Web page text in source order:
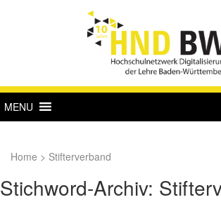
MENU
Home > Stifterverband
Stichword-Archiv: